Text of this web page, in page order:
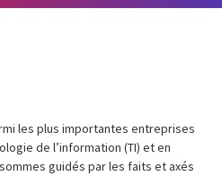
les plus importantes entreprises
de l’information (TI) et en
guidés par les faits et axés